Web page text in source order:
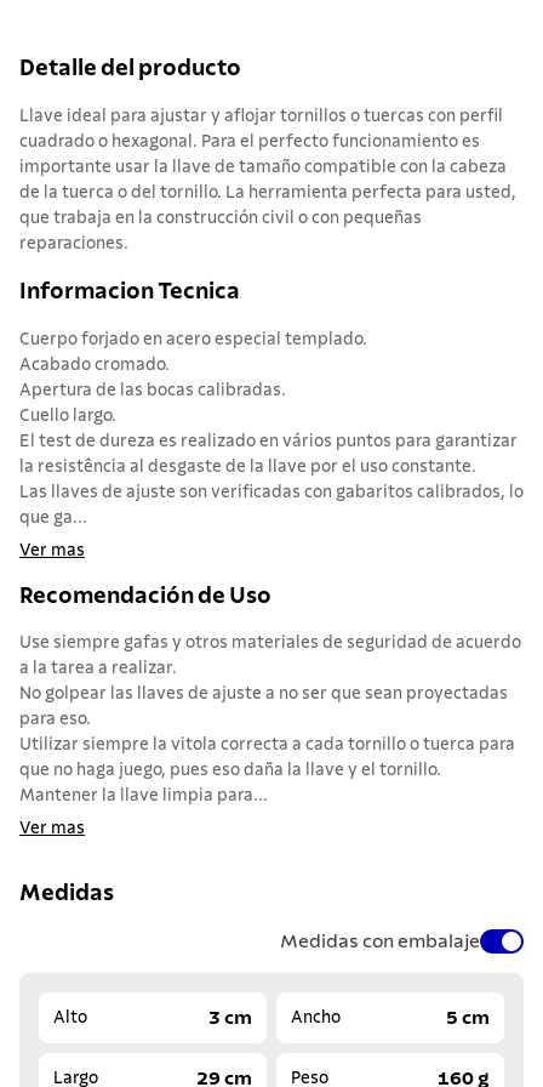
Detalle del producto
Llave ideal para ajustar y aflojar tornillos o tuercas con perfil
cuadrado o hexagonal. Para el perfecto funcionamiento es
importante usar la llave de tamaño compatible con la cabeza
de la tuerca o del tornillo. La herramienta perfecta para usted,
que trabaja en la construcción civil o con pequeñas
reparaciones.
Informacion Tecnica
Cuerpo forjado en acero especial templado.
Acabado cromado.
Apertura de las bocas calibradas.
Cuello largo.
El test de dureza es realizado en vários puntos para garantizar
la resistência al desgaste de la llave por el uso constante.
Las llaves de ajuste son verificadas con gabaritos calibrados, lo
que ga...
Ver mas
Recomendación de Uso
Use siempre gafas y otros materiales de seguridad de acuerdo
a la tarea a realizar.
No golpear las llaves de ajuste a no ser que sean proyectadas
para eso.
Utilizar siempre la vitola correcta a cada tornillo o tuerca para
que no haga juego, pues eso daña la llave y el tornillo.
Mantener la llave limpia para...
Ver mas
Medidas
Medidas con embalaje
Alto 3 cm Ancho 5 cm
Largo 29 cm Peso 160 g